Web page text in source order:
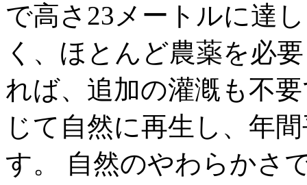
で高さ23メートルに達
く、ほとんど農薬を必
れば、追加の灌漑も不
じて自然に再生し、年
す。 自然のやわらかさ